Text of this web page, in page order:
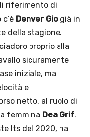
riferimento di
Denver Gio già in
della stagione.
proprio alla
sicuramente
iniziale, ma
e
netto, al ruolo di
femmina Dea Grif:
Its del 2020, ha